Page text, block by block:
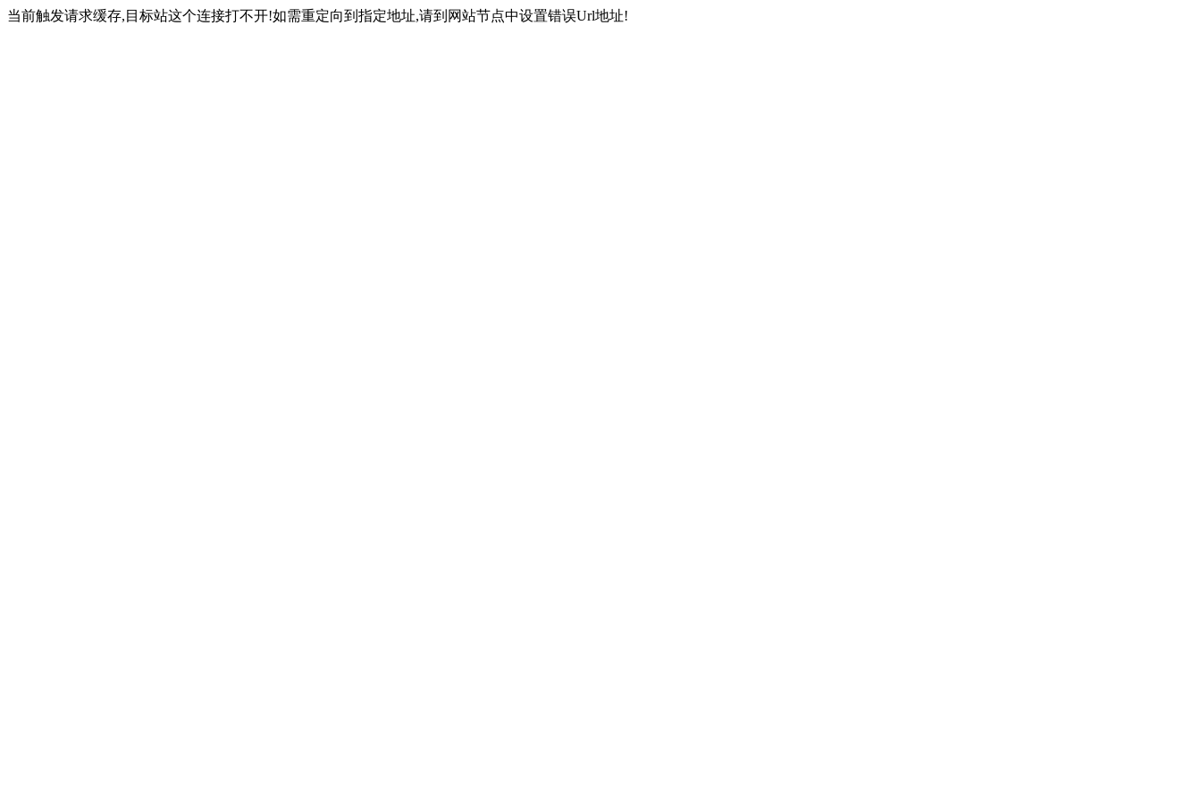
当前触发请求缓存,目标站这个连接打不开!如需重定向到指定地址,请到网站节点中设置错误Url地址!